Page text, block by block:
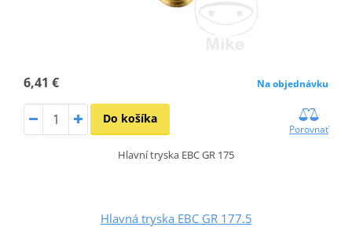
6,41 € Na objednávku
Do košíka
Porovnať
Hlavní tryska EBC GR 175
Hlavná tryska EBC GR 177.5